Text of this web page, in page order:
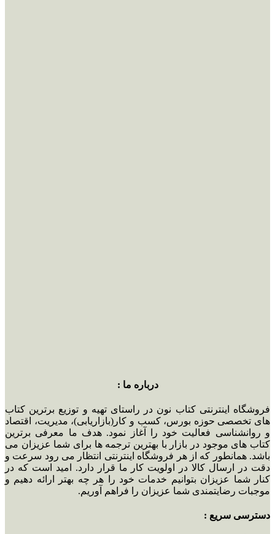
درباره ما :
فروشگاه اینترنتی کتاب نون در راستای تهیه و توزیع برترین کتاب
های تخصصی حوزه بورس، کسب و کار(بازاریابی)، مدیریت، اقتصاد
و روانشناسی فعالیت خود را آغاز نمود. هدف ما معرفی برترین
کتاب های موجود در بازار با بهترین ترجمه ها برای شما عزیزان می
باشد. همانطور که از هر فروشگاه اینترنتی انتظار می رود سرعت و
دقت در ارسال کالا در اولویت کار ما قرار دارد. امید است که در
کنار شما عزیزان بتوانیم خدمات خود را هر چه بهتر ارائه دهیم و
موجبات رضایتمندی شما عزیزان را فراهم آوریم.
دسترسی سریع :